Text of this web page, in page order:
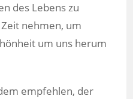
des Lebens zu
nehmen, um
um uns herum
empfehlen, der